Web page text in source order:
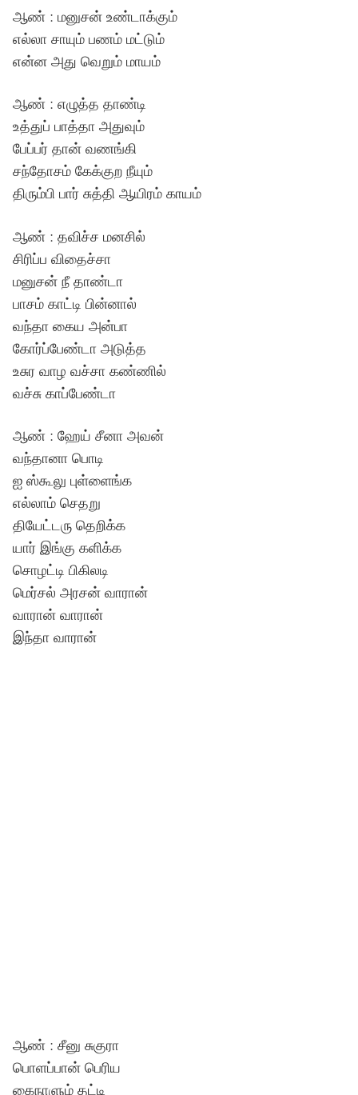
ஆண் : மனுசன் உண்டாக்கும்
எல்லா சாயும் பணம் மட்டும்
என்ன அது வெறும் மாயம்
ஆண் : எழுத்த தாண்டி
உத்துப் பாத்தா அதுவும்
பேப்பர் தான் வணங்கி
சந்தோசம் கேக்குற நீயும்
திரும்பி பார் சுத்தி ஆயிரம் காயம்
ஆண் : தவிச்ச மனசில்
சிரிப்ப விதைச்சா
மனுசன் நீ தாண்டா
பாசம் காட்டி பின்னால்
வந்தா கைய அன்பா
கோர்ப்பேண்டா அடுத்த
உசுர வாழ வச்சா கண்ணில்
வச்சு காப்பேண்டா
ஆண் : ஹேய் சீனா அவன்
வந்தானா பொடி
ஐ ஸ்கூலு புள்ளைங்க
எல்லாம் செதறு
தியேட்டரு தெறிக்க
யார் இங்கு களிக்க
சொழட்டி பிகிலடி
மெர்சல் அரசன் வாரான்
வாரான் வாரான்
இந்தா வாரான்
ஆண் : சீனு சுகுரா
பொளப்பான் பெரிய
கைநாளும் தட்டி